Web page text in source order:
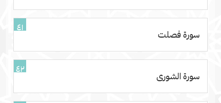
٤١
سورة فصلت
٤٢
سورة الشورى